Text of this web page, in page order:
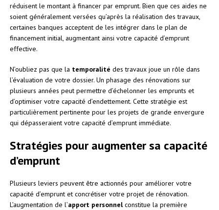
réduisent le montant à financer par emprunt. Bien que ces aides ne
soient généralement versées qu’après la réalisation des travaux,
certaines banques acceptent de les intégrer dans le plan de
financement initial, augmentant ainsi votre capacité d’emprunt
effective.
N’oubliez pas que la temporalité des travaux joue un rôle dans
l’évaluation de votre dossier. Un phasage des rénovations sur
plusieurs années peut permettre d’échelonner les emprunts et
d’optimiser votre capacité d’endettement. Cette stratégie est
particulièrement pertinente pour les projets de grande envergure
qui dépasseraient votre capacité d’emprunt immédiate.
Stratégies pour augmenter sa capacité
d’emprunt
Plusieurs leviers peuvent être actionnés pour améliorer votre
capacité d’emprunt et concrétiser votre projet de rénovation.
L’augmentation de l’apport personnelconstitue la première